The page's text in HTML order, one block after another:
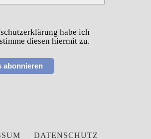
habe ich
diesen hiermit zu.
abonnieren
DATENSCHUTZ